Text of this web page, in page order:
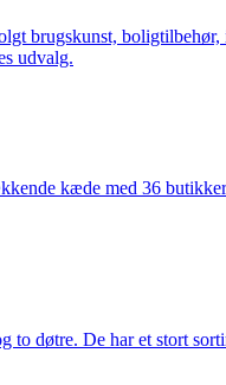
brugskunst,
udvalg.
kæde med 36
to døtre. De har et stort